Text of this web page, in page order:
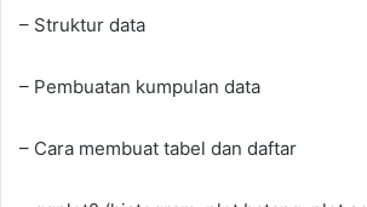
– Struktur data
– Pembuatan kumpulan data
– Cara membuat tabel dan daftar